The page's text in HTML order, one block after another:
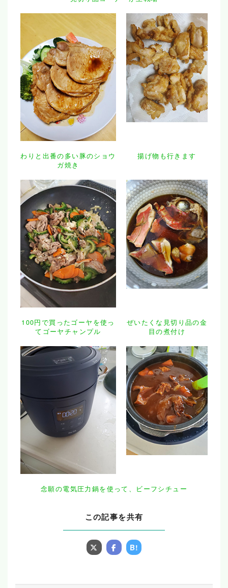
わりと出番の多い豚のショウ
ガ焼き
揚げ物も行きます
100円で買ったゴーヤを使っ
てゴーヤチャンプル
ぜいたくな見切り品の金
目の煮付け
念願の電気圧力鍋を使って、ビーフシチュー
この記事を共有
B!